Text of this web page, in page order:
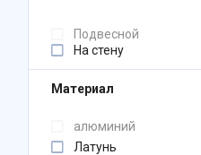
На стену
Подвесной
Материал
алюминий
Латунь